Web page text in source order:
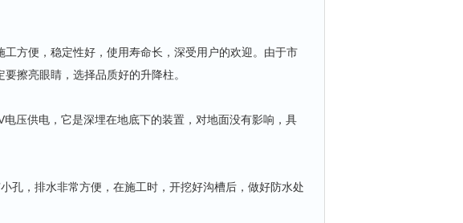
方便，稳定性好，使用寿命长，深受用户的欢迎。由于市
擦亮眼睛，选择品质好的升降柱。
压供电，它是深埋在地底下的装置，对地面没有影响，具
，排水非常方便，在施工时，开挖好沟槽后，做好防水处